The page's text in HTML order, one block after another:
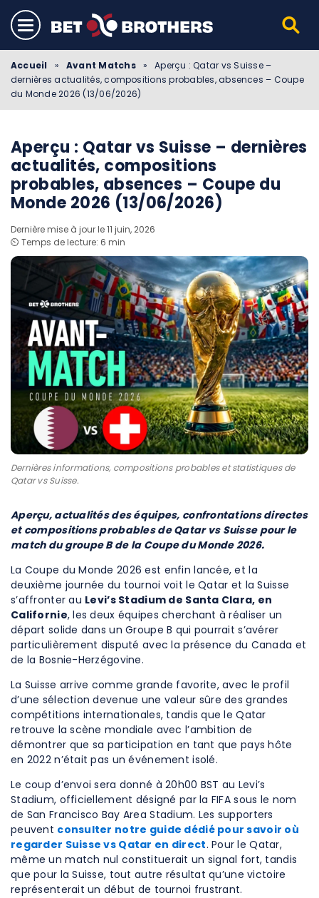
Accueil » Avant Matchs »
Aperçu : Qatar vs Suisse –
dernières actualités, compositions probables, absences – Coupe
du Monde 2026 (13/06/2026)
Aperçu : Qatar vs Suisse – dernières
actualités, compositions
probables, absences – Coupe du
Monde 2026 (13/06/2026)
Dernière mise à jour le 11 juin, 2026
⏲️ Temps de lecture: 6 min
Dernières informations, compositions probables et statistiques de
Qatar vs Suisse.
Aperçu, actualités des équipes, confrontations directes
et compositions probables de Qatar vs Suisse pour le
match du groupe B de la Coupe du Monde 2026.
La Coupe du Monde 2026 est enfin lancée, et la
deuxième journée du tournoi voit le Qatar et la Suisse
s’affronter au Levi’s Stadium de Santa Clara, en
Californie, les deux équipes cherchant à réaliser un
départ solide dans un Groupe B qui pourrait s’avérer
particulièrement disputé avec la présence du Canada et
de la Bosnie-Herzégovine.
La Suisse arrive comme grande favorite, avec le profil
d’une sélection devenue une valeur sûre des grandes
compétitions internationales, tandis que le Qatar
retrouve la scène mondiale avec l’ambition de
démontrer que sa participation en tant que pays hôte
en 2022 n’était pas un événement isolé.
Le coup d’envoi sera donné à 20h00 BST au Levi’s
Stadium, officiellement désigné par la FIFA sous le nom
de San Francisco Bay Area Stadium. Les supporters
peuvent consulter notre guide dédié pour savoir où
regarder Suisse vs Qatar en direct. Pour le Qatar,
même un match nul constituerait un signal fort, tandis
que pour la Suisse, tout autre résultat qu’une victoire
représenterait un début de tournoi frustrant.